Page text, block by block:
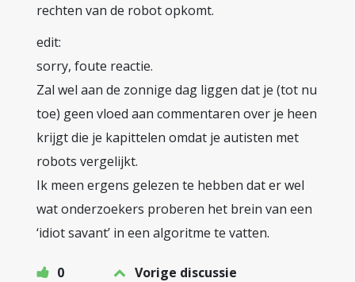
rechten van de robot opkomt.
edit:
sorry, foute reactie.
Zal wel aan de zonnige dag liggen dat je (tot nu
toe) geen vloed aan commentaren over je heen
krijgt die je kapittelen omdat je autisten met
robots vergelijkt.
Ik meen ergens gelezen te hebben dat er wel
wat onderzoekers proberen het brein van een
‘idiot savant’ in een algoritme te vatten.
0 Vorige discussie